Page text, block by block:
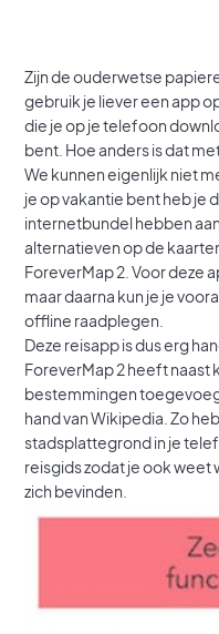
Zijn de ouderwetse
gebruik je liever een app
die je op je telefoon
bent. Hoe anders is dat
We kunnen eigenlijk niet
je op vakantie bent heb je
internetbundel hebben
alternatieven op de
ForeverMap 2. Voor deze
maar daarna kun je je
offline raadplegen.
Deze reisapp is dus erg
ForeverMap 2 heeft naast
bestemmingen
hand van Wikipedia. Zo
stadsplattegrond in je
reisgids zodat je ook weet
zich bevinden.